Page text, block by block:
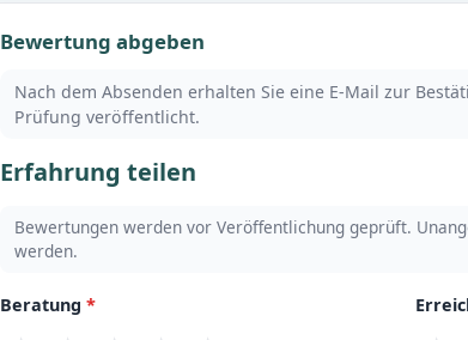
Bewertung abgeben
Nach dem Absenden erhalten Sie eine E-Mail zur
Prüfung veröffentlicht.
Erfahrung teilen
Bewertungen werden vor Veröffentlichung geprüft.
werden.
Beratung *